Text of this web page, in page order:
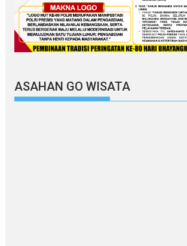
ASAHAN GO WISATA